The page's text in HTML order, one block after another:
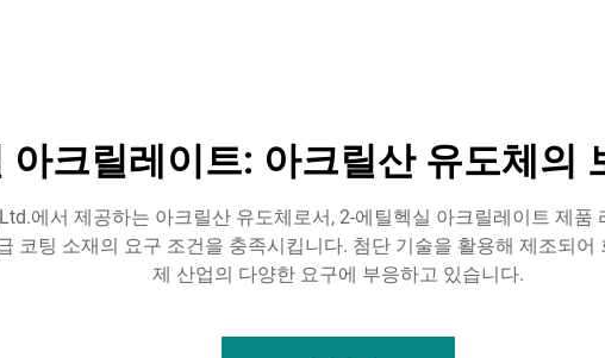
아크릴레이트: 아크릴산 유도체의
에서 제공하는 아크릴산 유도체로서, 2-에틸헥실 아크릴레이트 제
코팅 소재의 요구 조건을 충족시킵니다. 첨단 기술을 활용해 제조되
제 산업의 다양한 요구에 부응하고 있습니다.